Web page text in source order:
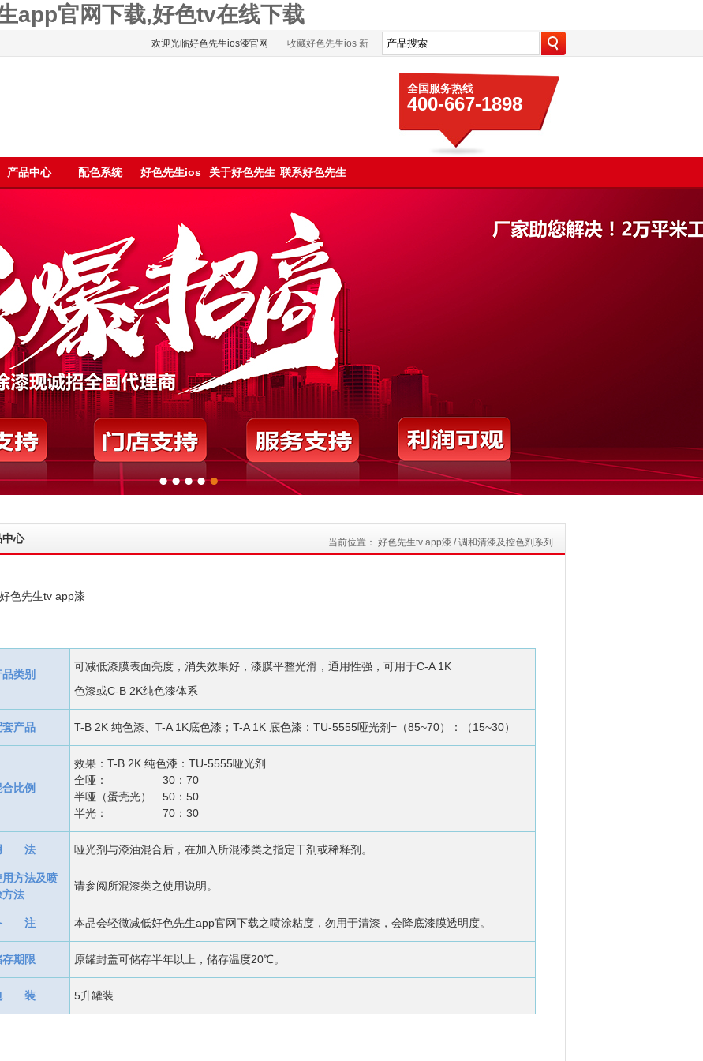
app官网下载,好色tv在线下载
欢迎光临好色先生ios漆官网 收藏好色先生ios 新
全国服务热线
400-667-1898
产品中心 配色系统 好色先生ios 关于好色先生 联系好色先生
中心 当前位置： 好色先生tv app漆/调和清漆及控色剂系列
品类别
可减低漆膜表面亮度，消失效果好，漆膜平整光滑，通用性强，可用于C-A 1K
色漆或C-B 2K纯色漆体系
套产品 T-B 2K 纯色漆、T-A 1K底色漆；T-A 1K 底色漆：TU-5555哑光剂=（85~70）：（15~30）
比例
效果：T-B 2K 纯色漆：TU-5555哑光剂
全哑： 30：70
半哑（蛋壳光） 50：50
半光： 70：30
法 哑光剂与漆油混合后，在加入所混漆类之指定干剂或稀释剂。
用方法及喷
方法
请参阅所混漆类之使用说明。
注 本品会轻微减低好色先生app官网下载之喷涂粘度，勿用于清漆，会降底漆膜透明度。
存期限 原罐封盖可储存半年以上，储存温度20℃。
装 5升罐装